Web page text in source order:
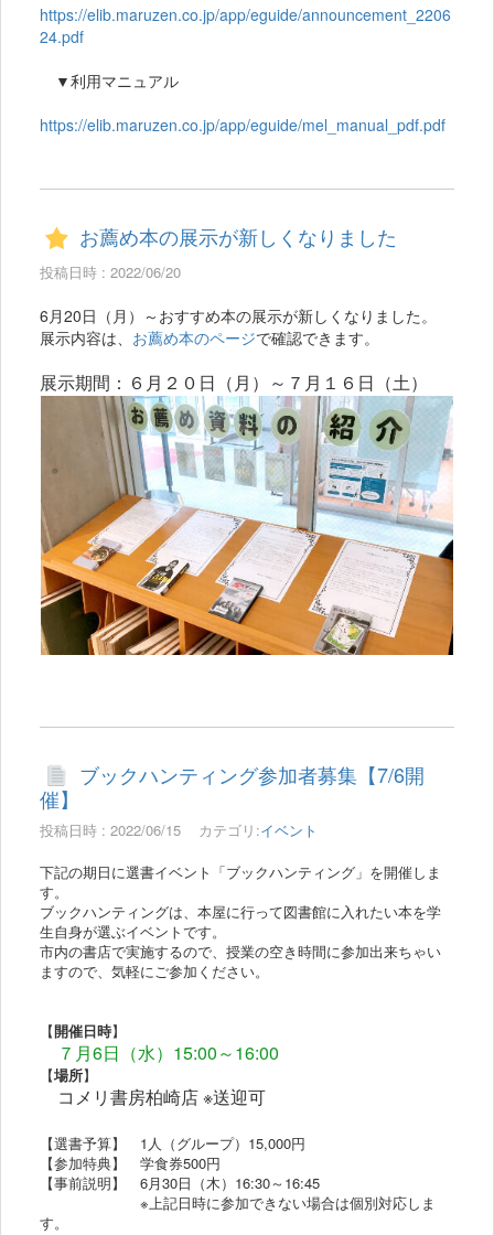
https://elib.maruzen.co.jp/app/eguide/announcement_2206
24.pdf
▼利用マニュアル
https://elib.maruzen.co.jp/app/eguide/mel_manual_pdf.pdf
お薦め本の展示が新しくなりました
投稿日時 : 2022/06/20
6月20日（月）～おすすめ本の展示が新しくなりました。
展示内容は、 お薦め本のページで確認できます。
展示期間：６月２０日（月）～７月１６日（土）
ブックハンティング参加者募集【7/6開
催】
投稿日時 : 2022/06/15 カテゴリ:イベント
下記の期日に選書イベント「ブックハンティング」を開催しま
す。
ブックハンティングは、本屋に行って図書館に入れたい本を学
生自身が選ぶイベントです。
市内の書店で実施するので、授業の空き時間に参加出来ちゃい
ますので、気軽にご参加ください。
【開催日時】
７月6日（水）15:00～16:00
【場所】
コメリ書房柏崎店 ※送迎可
【選書予算】 1人（グループ）15,000円
【参加特典】 学食券500円
【事前説明】 6月30日（木）16:30～16:45
※上記日時に参加できない場合は個別対応しま
す。